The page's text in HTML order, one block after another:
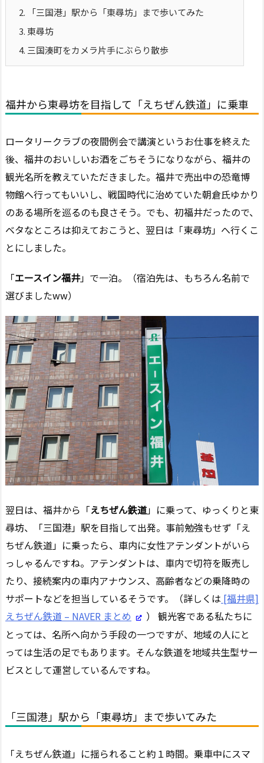
2. 「三国港」駅から「東尋坊」まで歩いてみた
3. 東尋坊
4. 三国湊町をカメラ片手にぶらり散歩
福井から東尋坊を目指して「えちぜん鉄道」に乗車
ロータリークラブの夜間例会で講演というお仕事を終えた
後、福井のおいしいお酒をごちそうになりながら、福井の
観光名所を教えていただきました。福井で売出中の恐竜博
物館へ行ってもいいし、戦国時代に治めていた朝倉氏ゆかり
のある場所を巡るのも良さそう。でも、初福井だったので、
ベタなところは抑えておこうと、翌日は「東尋坊」へ行くこ
とにしました。
「エースイン福井」で一泊。（宿泊先は、もちろん名前で
選びましたww）
翌日は、福井から「えちぜん鉄道」に乗って、ゆっくりと東
尋坊、「三国港」駅を目指して出発。事前勉強もせず「え
ちぜん鉄道」に乗ったら、車内に女性アテンダントがいら
っしゃるんですね。アテンダントは、車内で切符を販売し
たり、接続案内の車内アナウンス、高齢者などの乗降時の
サポートなどを担当しているそうです。（詳しくは [福井県]
えちぜん鉄道 – NAVER まとめ
） 観光客である私たちに
とっては、名所へ向かう手段の一つですが、地域の人にと
っては生活の足でもあります。そんな鉄道を地域共生型サー
ビスとして運営しているんですね。
「三国港」駅から「東尋坊」まで歩いてみた
「えちぜん鉄道」に揺られること約１時間。乗車中にスマ